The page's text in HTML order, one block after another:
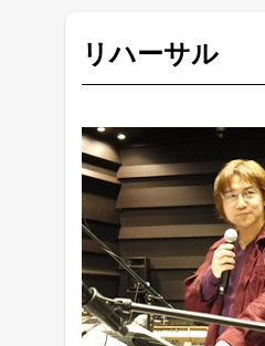
リハーサル